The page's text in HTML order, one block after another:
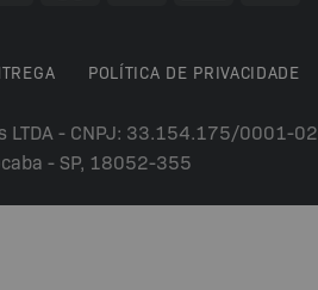
POLÍTICA DE PRIVACIDADE
LTDA - CNPJ: 33.154.175/0001-02
- SP, 18052-355